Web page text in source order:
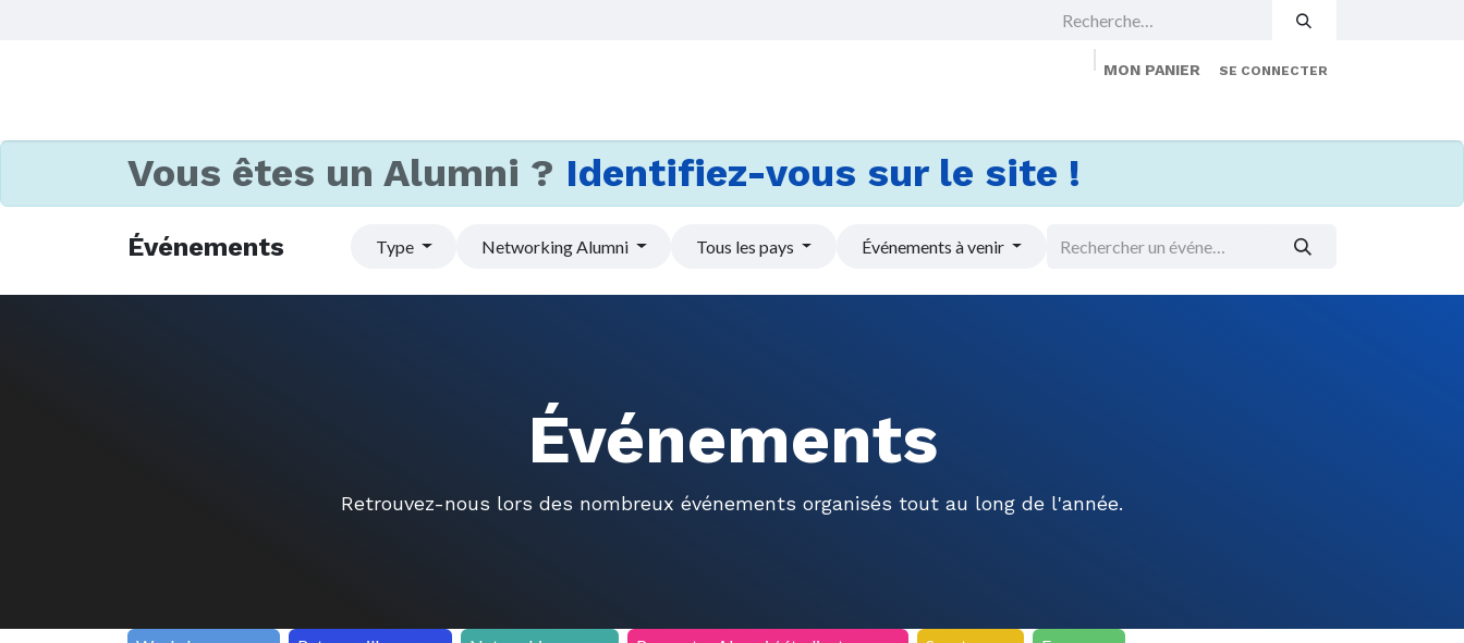
MON PANIER SE CONNECTER
Vous êtes un Alumni ? Identifiez-vous sur le site !
Événements Type Networking Alumni Tous les pays Événements à venir
Événements
Retrouvez-nous lors des nombreux événements organisés tout au long de l'année.